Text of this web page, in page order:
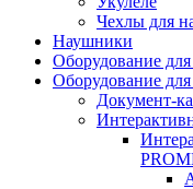
Чехлы для
Наушники
Оборудование для
Оборудование
Документ-